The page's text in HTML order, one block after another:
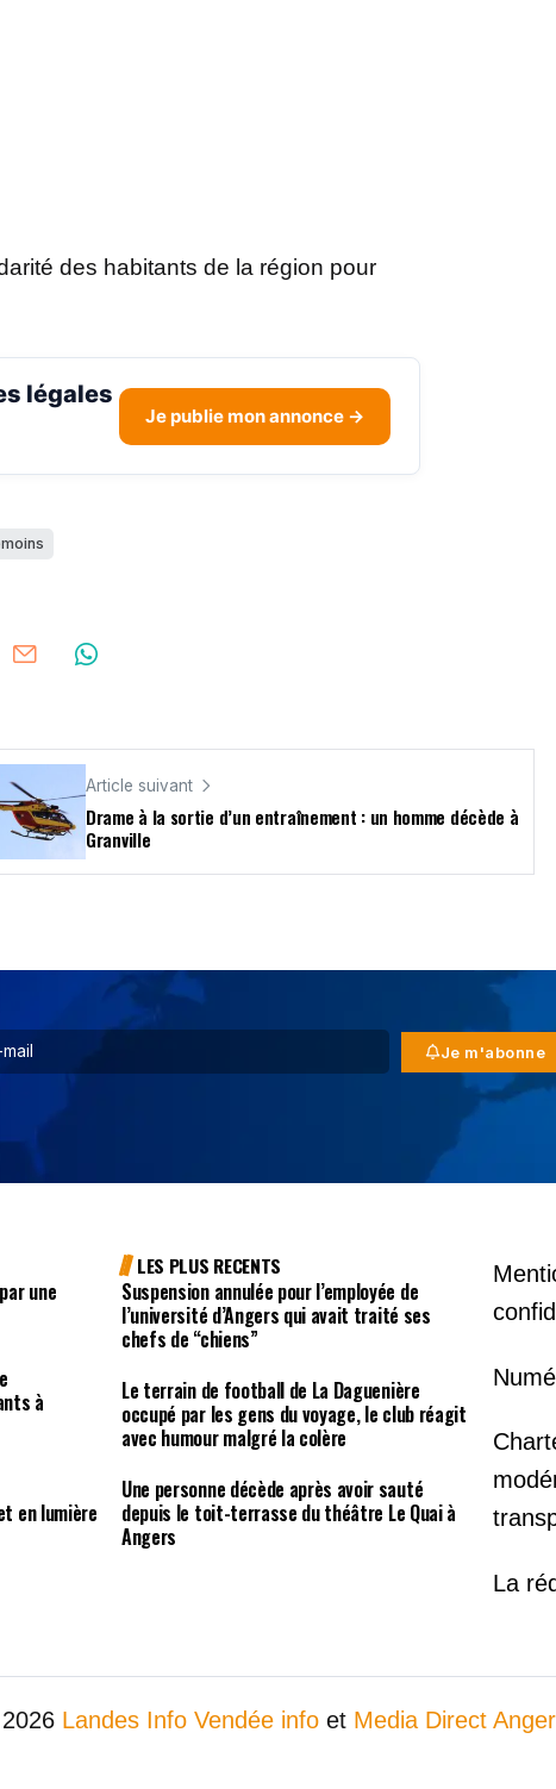
des habitants de la région pour
légales
Je publie mon annonce →
Article suivant
Drame à la sortie d’un entraînement : un homme décède à
Granville
Je m'abonne
une
à
en lumière
LES PLUS RECENTS
Suspension annulée pour l’employée de
l’université d’Angers qui avait traité ses
chefs de “chiens”
Le terrain de football de La Daguenière
occupé par les gens du voyage, le club réagit
avec humour malgré la colère
Une personne décède après avoir sauté
depuis le toit-terrasse du théâtre Le Quai à
Angers
La
Landes Info Vendée infoet Media Direct